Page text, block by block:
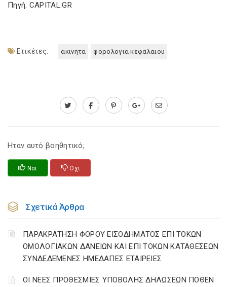
Πηγή: CAPITAL.GR
Ετικέτες: ακινητα φορολογια κεφαλαιου
Ηταν αυτό βοηθητικό;
Ναι Οχι
Σχετικά Άρθρα
ΠΑΡΑΚΡΑΤΗΣΗ ΦΟΡΟΥ ΕΙΣΟΔΗΜΑΤΟΣ ΕΠΙ ΤΟΚΩΝ
ΟΜΟΛΟΓΙΑΚΩΝ ΔΑΝΕΙΩΝ ΚΑΙ ΕΠΙ ΤΟΚΩΝ ΚΑΤΑΘΕΣΕΩΝ
ΣΥΝΔΕΔΕΜΕΝΕΣ ΗΜΕΔΑΠΕΣ ΕΤΑΙΡΕΙΕΣ
ΟΙ ΝΕΕΣ ΠΡΟΘΕΣΜΙΕΣ ΥΠΟΒΟΛΗΣ ΔΗΛΩΣΕΩΝ ΠΟΘΕΝ